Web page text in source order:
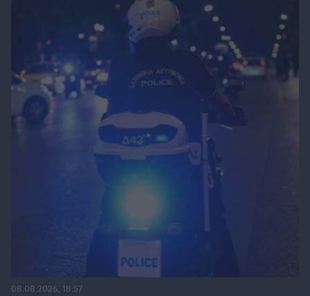
08.08.2026, 18:57